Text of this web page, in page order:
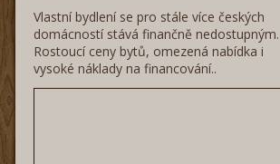
Vlastní bydlení se pro stále více českých
domácností stává finančně nedostupným.
Rostoucí ceny bytů, omezená nabídka i
vysoké náklady na financování..